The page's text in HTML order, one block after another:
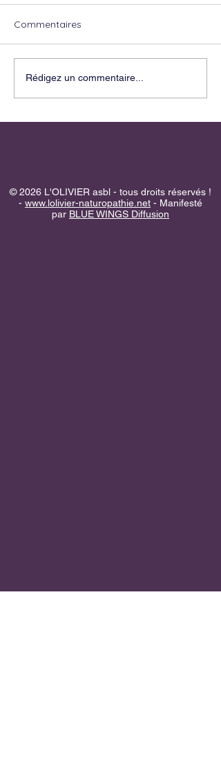
Commentaires
Rédigez un commentaire...
© 2026 L'OLIVIER asbl - tous droits réservés !
- www.lolivier-naturopathie.net - Manifesté
par BLUE WINGS Diffusion